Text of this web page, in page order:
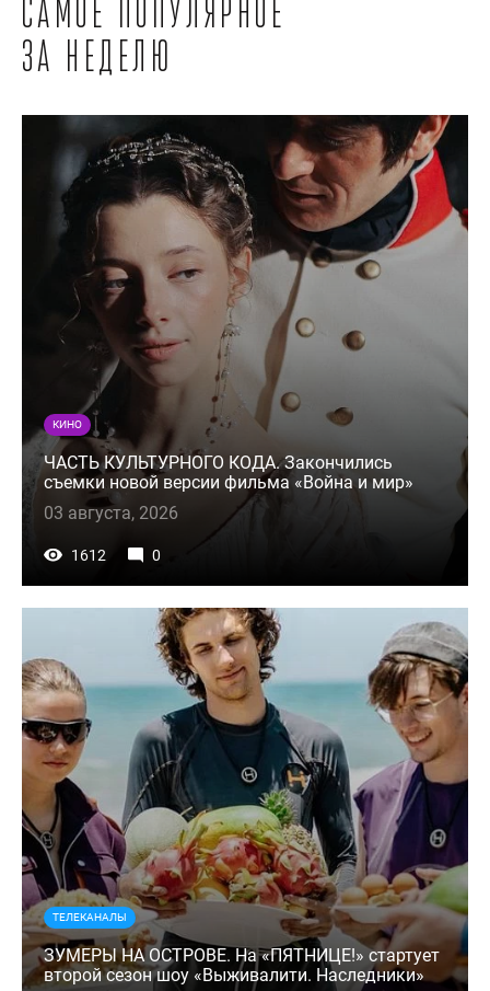
Самое популярное
за неделю
КИНО
ЧАСТЬ КУЛЬТУРНОГО КОДА. Закончились
съемки новой версии фильма «Война и мир»
03 августа, 2026
1612 0
ТЕЛЕКАНАЛЫ
ЗУМЕРЫ НА ОСТРОВЕ. На «ПЯТНИЦЕ!» стартует
второй сезон шоу «Выживалити. Наследники»